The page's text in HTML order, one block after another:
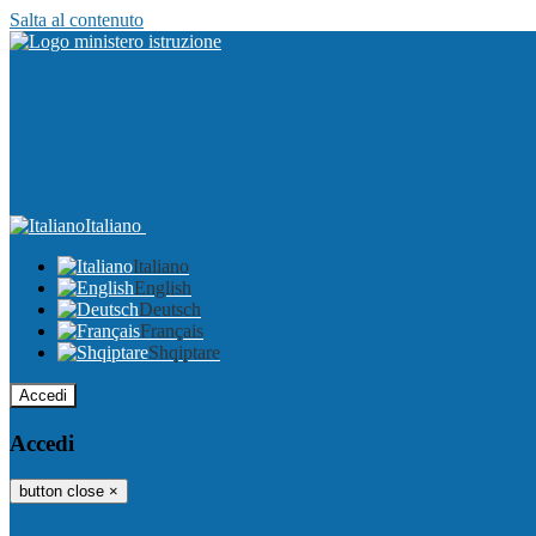
Salta al contenuto
Italiano
Italiano
English
Deutsch
Français
Shqiptare
Accedi
Accedi
button close ×